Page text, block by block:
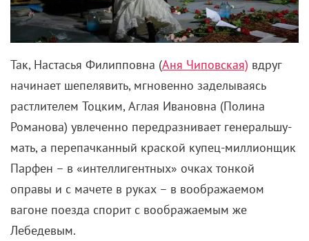
Так, Настасья Филипповна (Аня Чиповская) вдруг
начинает шепелявить, мгновенно заделываясь
растлителем Тоцким, Аглая Ивановна (Полина
Романова) увлеченно передразнивает генеральшу-
мать, а перепачканный краской купец-миллионщик
Парфен – в «интеллигентных» очках тонкой
оправы и с мачете в руках – в воображаемом
вагоне поезда спорит с воображаемым же
Лебедевым.